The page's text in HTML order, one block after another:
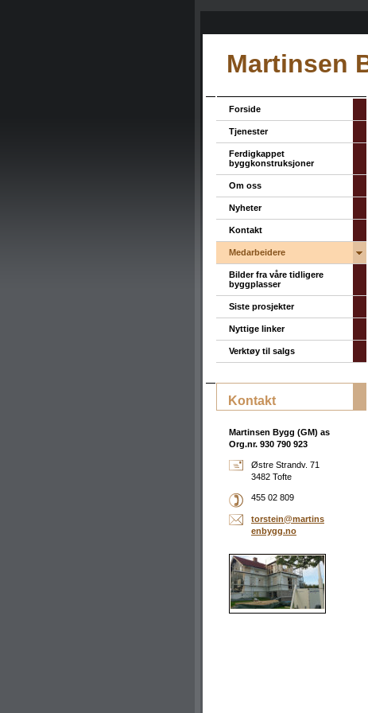
Martinsen
Forside
Tjenester
Ferdigkappet
byggkonstruksjoner
Om oss
Nyheter
Kontakt
Medarbeidere
Bilder fra våre tidligere
byggplasser
Siste prosjekter
Nyttige linker
Verktøy til salgs
Kontakt
Martinsen Bygg (GM) as
Org.nr. 930 790 923
Østre Strandv. 71
3482 Tofte
455 02 809
torstein@martins
enbygg.no